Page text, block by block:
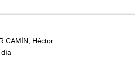
CAMÍN, Héctor
día